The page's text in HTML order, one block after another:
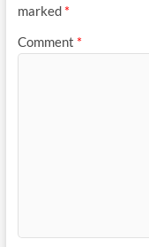
marked *
Comment *